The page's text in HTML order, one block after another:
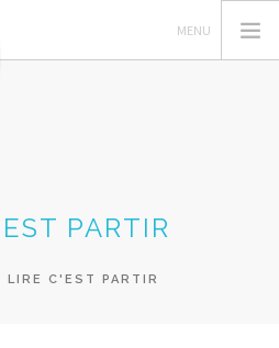
PARTIR
LIRE C'EST PARTIR